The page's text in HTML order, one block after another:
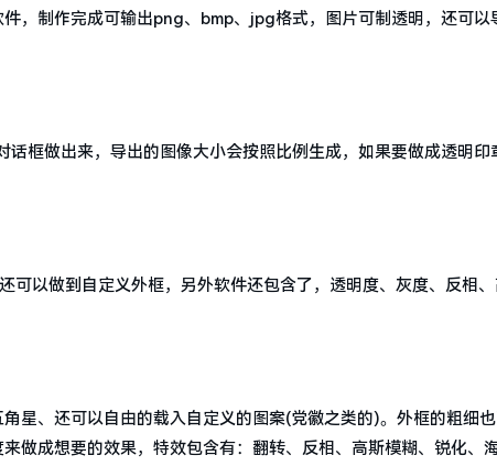
，制作完成可输出png、bmp、jpg格式，图片可制透明，还可以
框做出来，导出的图像大小会按照比例生成，如果要做成透明印
以做到自定义外框，另外软件还包含了，透明度、灰度、反相
星、还可以自由的载入自定义的图案(党徽之类的)。外框的粗细
做成想要的效果，特效包含有：翻转、反相、高斯模糊、锐化、海